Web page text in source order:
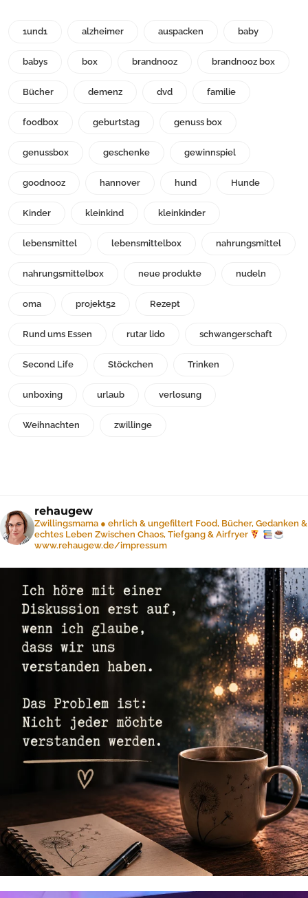
1und1 alzheimer auspacken baby
babys box brandnooz brandnooz box
Bücher demenz dvd familie
foodbox geburtstag genuss box
genussbox geschenke gewinnspiel
goodnooz hannover hund Hunde
Kinder kleinkind kleinkinder
lebensmittel lebensmittelbox nahrungsmittel
nahrungsmittelbox neue produkte nudeln
oma projekt52 Rezept
Rund ums Essen rutar lido schwangerschaft
Second Life Stöckchen Trinken
unboxing urlaub verlosung
Weihnachten zwillinge
rehaugew
Zwillingsmama ● ehrlich & ungefiltert Food, Bücher, Gedanken &
echtes Leben Zwischen Chaos, Tiefgang & Airfryer
www.rehaugew.de/impressum